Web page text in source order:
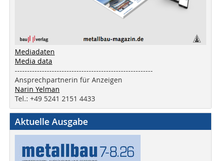
Mediadaten
Media data
--------------------------------------------------------
Ansprechpartnerin für Anzeigen
Narin Yelman
Tel.: +49 5241 2151 4433
Aktuelle Ausgabe